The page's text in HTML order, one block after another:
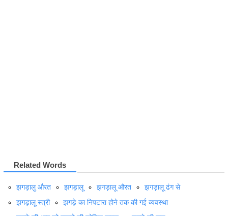
Related Words
झगड़ालु औरत झगड़ालू झगड़ालू औरत
झगड़ालू ढंग से
झगड़ालू स्त्री
झगड़े का निपटारा होने तक की गई व्यवस्था